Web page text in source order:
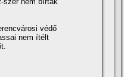
védő
nem í­télt